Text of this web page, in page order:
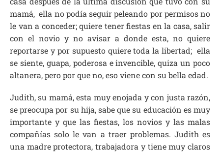
mamá, ella no podía seguir peleando por permisos no
le van a conceder; quiere tener fiestas en la casa, salir
con el novio y no avisar a donde esta, no quiere
reportarse y por supuesto quiere toda la libertad; ella
se siente, guapa, poderosa e invencible, quiza un poco
altanera, pero por que no, eso viene con su bella edad.
Judith, su mamá, esta muy enojada y con justa razón,
se preocupa por su hija, sabe que su educación es muy
importante y que las fiestas, los novios y las malas
compañías solo le van a traer problemas. Judith es
una madre protectora, trabajadora y tiene muy claros